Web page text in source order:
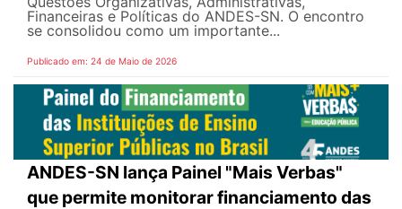
Financeiras e Políticas do ANDES-SN. O encontro
se consolidou como um importante...
Publicado em: 24 de Maio de 2026
ANDES-SN lança Painel "Mais Verbas"
que permite monitorar financiamento das